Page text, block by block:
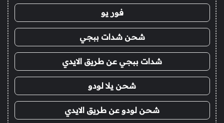
فور يو
شحن شدات ببجي
شدات ببجي عن طريق الايدي
شحن يلا لودو
شحن لودو عن طريق الايدي